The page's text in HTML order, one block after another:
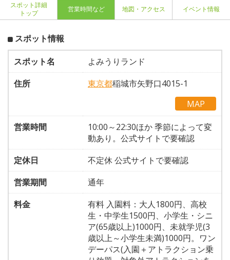
スポット詳細
トップ
営業時間など 地図・アクセス イベント情報
スポット情報
スポット名
よみうりランド
住所
東京都稲城市矢野口4015-1
MAP
営業時間
10:00～22:30ほか 季節によって変
動あり。公式サイトで要確認
定休日
不定休 公式サイトで要確認
営業期間
通年
料金
有料 入園料：大人1800円、高校
生・中学生1500円、小学生・シニ
ア(65歳以上)1000円、未就学児(3
歳以上～小学生未満)1000円。ワン
デーパス(入園＋アトラクション乗